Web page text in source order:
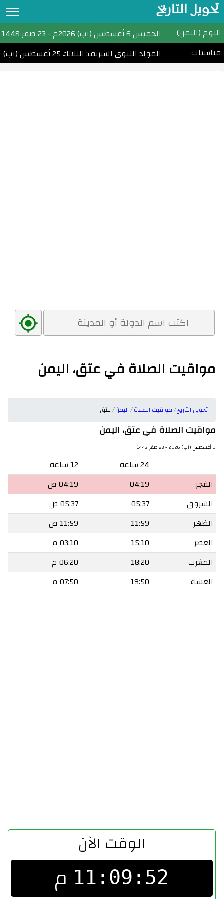
تحويل التاريخ
تحويل التاريخ
التقويم الهجري
اليوم (اليمن) الخميس6 أغسطس (آب) 2026م -23 صفر 1448هـ
مناسبات
المولد النبوي الشريف: الثلاثاء 25 أغسطس (آب) 2026
مواقيت الصلاة في عتق، اليمن
تحويل التاريخ مواقيت الصلاة اليمن عتق
مواقيت الصلاة في عتق، اليمن
6 أغسطس (آب) 2026 - 23 صفر 1448
24 ساعة
12 ساعة
الفجر
04:19
04:19 ص
الشروق
05:37
05:37 ص
الظهر
11:59
11:59 ص
العصر
15:10
03:10 م
المغرب
18:20
06:20 م
العشاء
19:50 07:50 م
الوقت الآن
11:09:52 م